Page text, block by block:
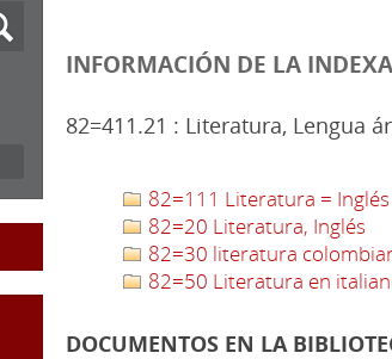
INFORMACIÓN DE LA
82=411.21 : Literatura, Lengua
82=111 Literatura = Inglés
82=20 Literatura, Inglés
82=30 literatura
82=50 Literatura en
DOCUMENTOS EN LA